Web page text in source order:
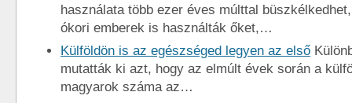
használata több ezer éves múlttal
ókori emberek is használták őket,…
Külföldön is az egészséged legyen az első
mutatták ki azt, hogy az elmúlt évek során a
magyarok száma az…